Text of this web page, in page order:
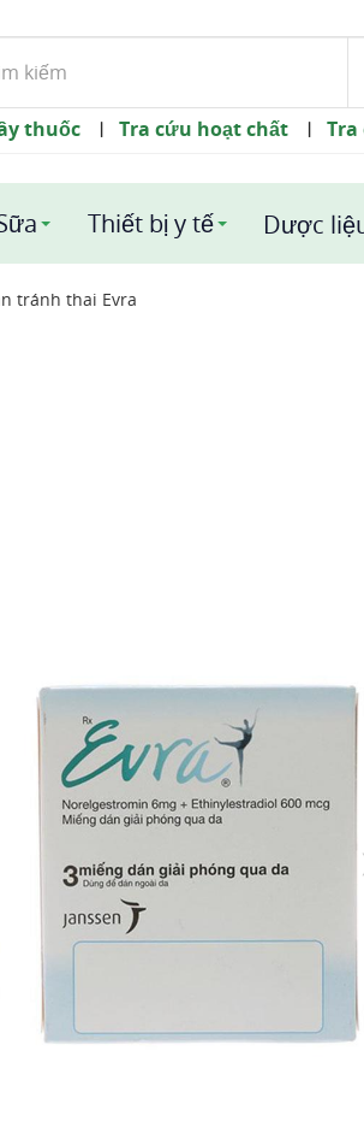
thuốc | Tra cứu hoạt chất |
Thiết bị y tế Dược
tránh thai Evra